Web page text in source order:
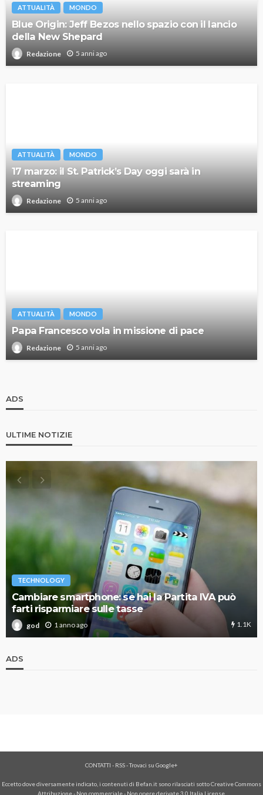
ATTUALITÀ MONDO
Blue Origin: Jeff Bezos nello spazio con il lancio
della New Shepard
Redazione 5 anni ago
ATTUALITÀ MONDO
17 marzo: il St. Patrick’s Day oggi sarà in
streaming
Redazione 5 anni ago
ATTUALITÀ MONDO
Papa Francesco vola in missione di pace
Redazione 5 anni ago
ADS
ULTIME NOTIZIE
TECHNOLOGY
Cambiare smartphone: se hai la Partita IVA può
farti risparmiare sulle tasse
god 1 anno ago 1.1K
ADS
CONTATTI - RSS-Trovaci su Google+
Eccetto dove diversamente indicato, i contenuti di Befan.it sono rilasciati sotto Creative Commons
Attribuzione - Non commerciale - Non opere derivate 3.0 Italia License.